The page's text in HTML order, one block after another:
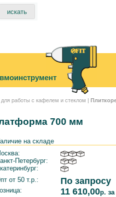
работы с кафелем и стеклом |
700 мм
на складе
Петербург:
от 50 т.р.:
По запросу
11 610,00р.